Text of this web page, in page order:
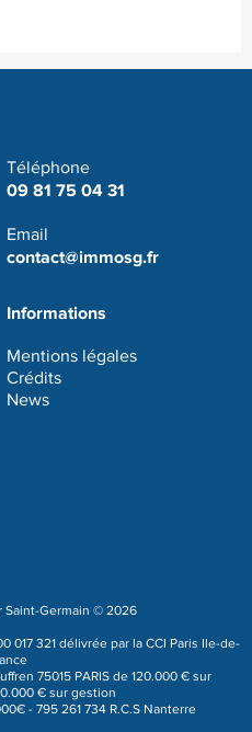
Téléphone
09 81 75 04 31
Email
contact@immosg.fr
Informations
Mentions légales
Crédits
News
Saint-Germain © 2026
017 321 délivrée par la CCI Paris Ile-de-
75015 PARIS de 120.000 € sur
€ sur gestion
- 795 261 734 R.C.S Nanterre